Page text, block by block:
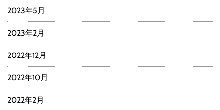
2023年5月
2023年2月
2022年12月
2022年10月
2022年2月